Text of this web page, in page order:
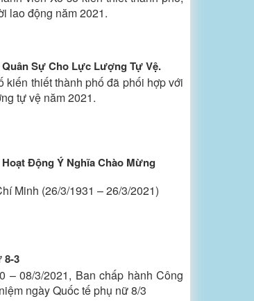
lao động năm 2021.
Quân Sự Cho Lực Lượng Tự Vệ.
kiến thiết thành phố đã phối hợp với
tự vệ năm 2021.
Động Ý Nghĩa Chào Mừng
Minh (26/3/1931 – 26/3/2021)
8-3
– 08/3/2021, Ban chấp hành Công
ngày Quốc tế phụ nữ 8/3